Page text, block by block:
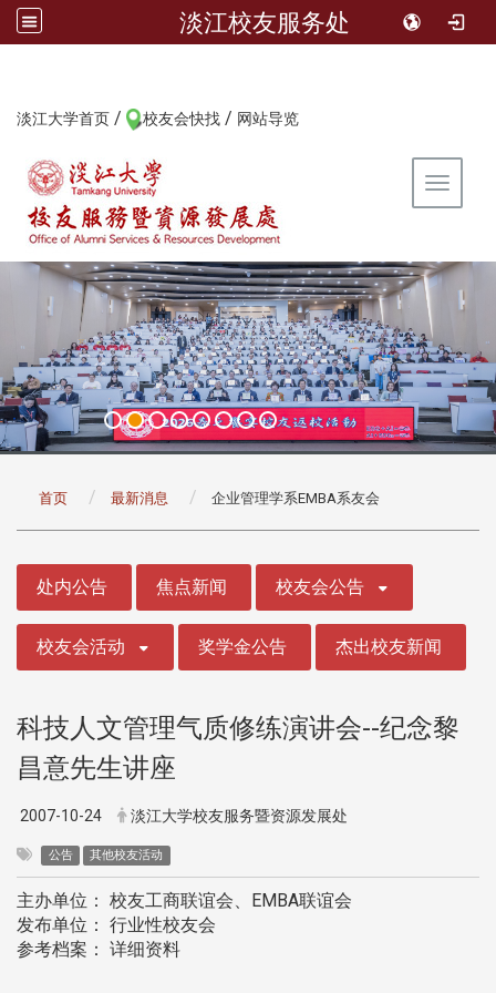
淡江校友服务处
淡江大学首页 / 校友会快找 / 网站导览
Toggle
首页 最新消息 企业管理学系EMBA系友会
处内公告 焦点新闻 校友会公告
校友会活动 奖学金公告 杰出校友新闻
科技人文管理气质修练演讲会--纪念黎
昌意先生讲座
2007-10-24 淡江大学校友服务暨资源发展处
公告 其他校友活动
主办单位： 校友工商联谊会、EMBA联谊会
发布单位： 行业性校友会
参考档案： 详细资料